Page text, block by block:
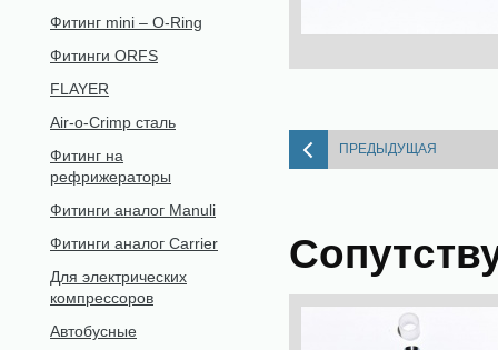
ПРЕДЫДУЩАЯ
Фитинг mini – O-Ring
Фитинги ORFS
FLAYER
Air-o-Crimp сталь
Фитинг на
рефрижераторы
Фитинги аналог Manuli
Фитинги аналог Carrier
Для электрических
компрессоров
Автобусные